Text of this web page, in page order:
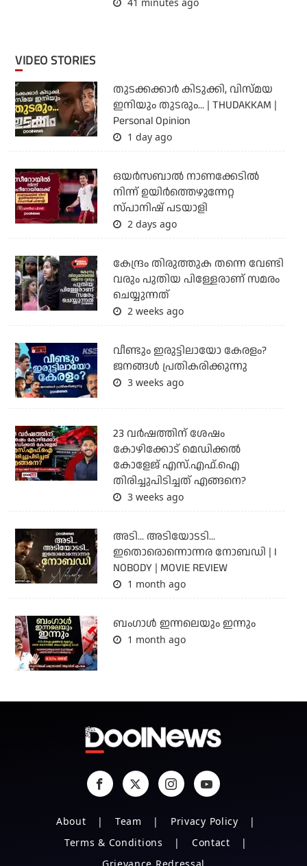
VIDEO STORIES
തുടക്കക്കാര്‍ കിടുക്കി, വിസ്മയ
ഇനിയും തുടരും... | THUDAKKAM |
Personal Opinion
1 day ago
ഒയര്‍സബാൽ നാണക്കേടിൽ
നിന്ന് ഉയിർത്തെഴുന്നേറ്റ
സ്പാനിഷ് പടയാളി
2 days ago
കേന്ദ്രം തിരുത്തുക തന്നെ വേണ്ടി
വരും പുതിയ പിള്ളേരാണ് സമരം
ചെയ്യുന്നത്
2 weeks ago
വീണ്ടും ഇരുട്ടിലായോ കേരളം?
ജനങ്ങൾ പ്രതികരിക്കുന്നു
3 weeks ago
23 വർഷത്തിന് ശേഷം
കോഴിക്കോട് മെഡിക്കൽ
കോളേജ് എസ്.എഫ്.ഐ
തിരിച്ചുപിടിച്ചത് എങ്ങനെ?
3 weeks ago
അടി... അടിയോടടി...
ഇതൊരൊന്നൊന്നര നോബഡി | I
NOBODY | MOVIE REVIEW
1 month ago
ബംഗാള്‍ ഇന്നലെയും ഇന്നും
1 month ago
About Team
Privacy Policy
Terms & Conditions
Contact